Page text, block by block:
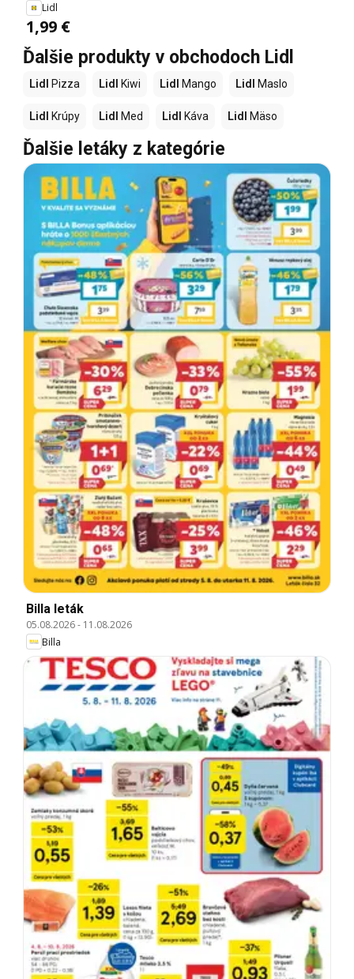
Lidl
1,99 €
Ďalšie produkty v obchodoch Lidl
Lidl Pizza Lidl Kiwi Lidl Mango Lidl Maslo
Lidl Krúpy Lidl Med Lidl Káva Lidl Mäso
Ďalšie letáky z kategórie
Billa leták
05.08.2026- 11.08.2026
Billa